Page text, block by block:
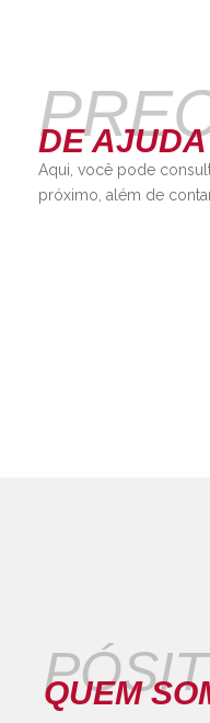
DE
Aqui, você pode
próximo, além de
QUEM